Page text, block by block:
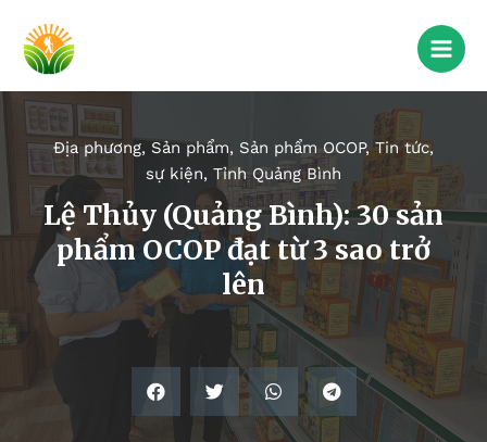
Địa phương, Sản phẩm, Sản phẩm OCOP,Tin tức,
sự kiện, Tỉnh Quảng Bình
Lệ Thủy (Quảng Bình): 30 sản
phẩm OCOP đạt từ 3 sao trở
lên